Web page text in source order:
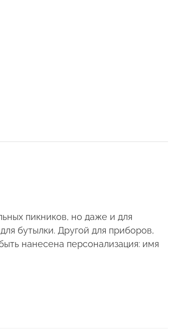
пикников, но даже и для
бутылки. Другой для приборов,
нанесена персонализация: имя